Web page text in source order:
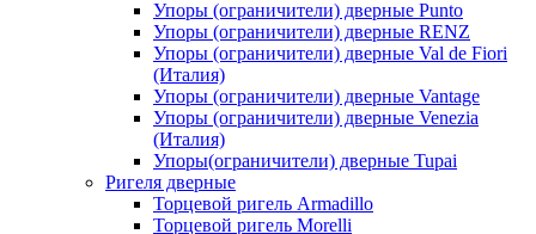
Упоры (ограничители) дверные Punto
Упоры (ограничители) дверные RENZ
Упоры (ограничители) дверные Val de Fiori
(Италия)
Упоры (ограничители) дверные Vantage
Упоры (ограничители) дверные Venezia
(Италия)
Упоры(ограничители) дверные Tupai
Ригеля дверные
Торцевой ригель Armadillo
Торцевой ригель Morelli